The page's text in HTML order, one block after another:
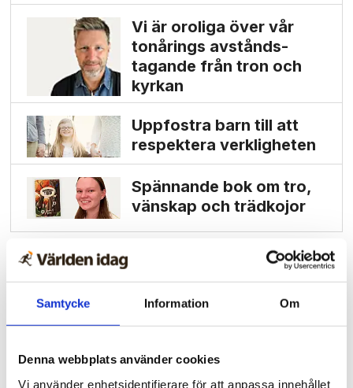
Samtycke Information Om
Denna webbplats använder cookies
Vi använder enhetsidentifierare för att anpassa innehållet
Vi är oroliga över vår
tonårings avstånds­
tagande från tron och
kyrkan
Uppfostra barn till att
respektera verkligheten
Spännande bok om tro,
vänskap och trädkojor